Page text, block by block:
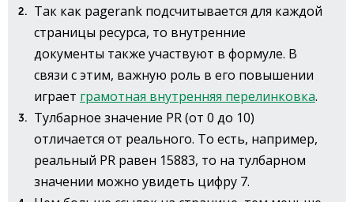
Так как pagerank подсчитывается для каждой
страницы ресурса, то внутренние
документы также участвуют в формуле. В
связи с этим, важную роль в его повышении
играет грамотная внутренняя перелинковка.
Тулбарное значение PR (от 0 до 10)
отличается от реального. То есть, например,
реальный PR равен 15883, то на тулбарном
значении можно увидеть цифру 7.